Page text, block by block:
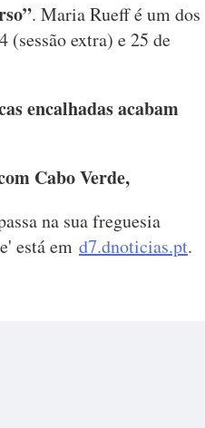
. Maria Rueff é um dos
(sessão extra) e 25 de
encalhadas acabam
Cabo Verde,
na sua freguesia
está em d7.dnoticias.pt.